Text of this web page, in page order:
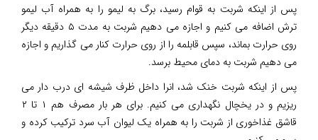
پس از اینکه شربت به قوام رسید، برگ به لیمو را به همراه آب لیمو
ترش اضافه می کنیم و اجازه می دهیم شربت به مدت ۵ دقیقه دیگر
روی حرارت بماند، سپس قابلمه را از روی حرارت کنار می گذاریم و اجازه
می دهیم شربت به دمای محیط برسد.
پس از اینکه شربت خنک شد، انرا داخل ظرف شیشه ای درب دار می
ریزیم و در یخچال نگهداری می کنیم. برای هر بار مصرف هم ۱ تا ۲
قاشق غذاخوری از شربت را به همراه یک لیوان آب سرد ترکیب کرده و